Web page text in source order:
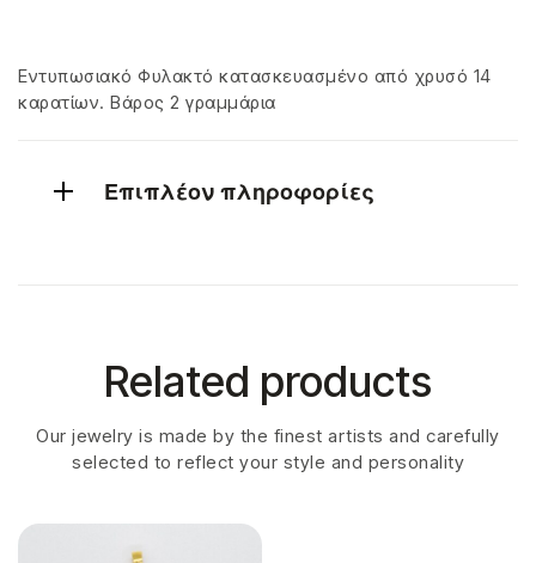
Εντυπωσιακό Φυλακτό κατασκευασμένο από χρυσό 14
καρατίων. Βάρος 2 γραμμάρια
Επιπλέον πληροφορίες
Related products
Our jewelry is made by the finest artists and carefully
selected to reflect your style and personality